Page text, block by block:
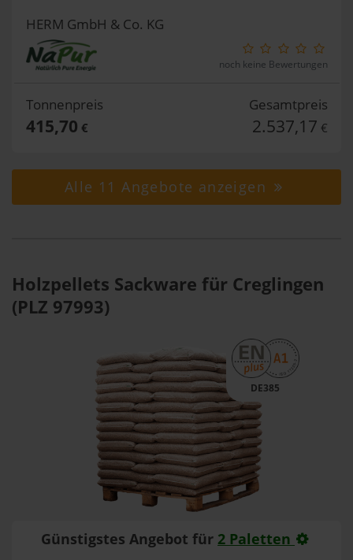
HERM GmbH & Co. KG
noch keine Bewertungen
Tonnenpreis
415,70 €
Gesamtpreis
2.537,17 €
Alle 11 Angebote anzeigen
Holzpellets Sackware für Creglingen
(PLZ 97993)
DE385
Günstigstes Angebot für 2 Paletten